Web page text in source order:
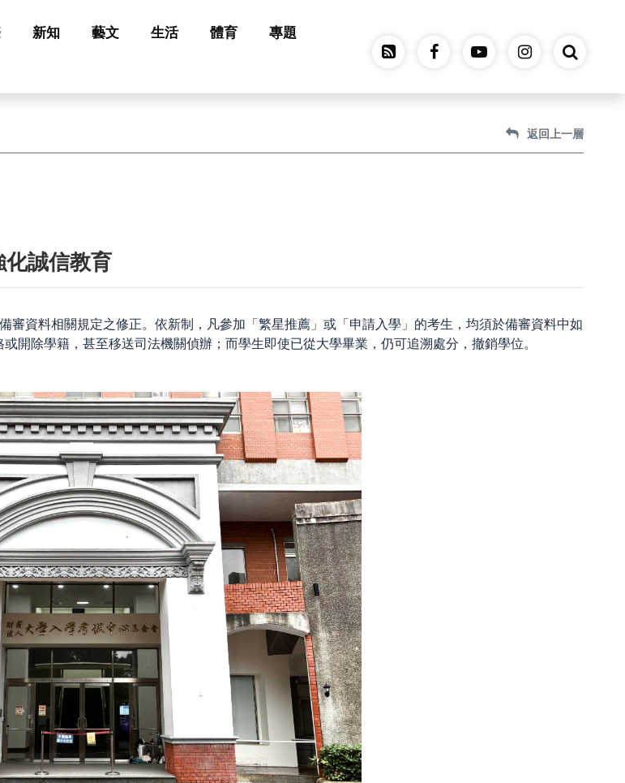
新知 藝文 生活 體育 專題
返回上一層
誠信教育
審資料相關規定之修正。依新制，凡參加「繁星推薦」或「申請入學」的考生，均須於備審資料中如
開除學籍，甚至移送司法機關偵辦；而學生即使已從大學畢業，仍可追溯處分，撤銷學位。